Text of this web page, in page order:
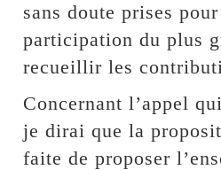
sans doute prises
participation du plus
recueillir les
Concernant l’appel
je dirai que la
faite de proposer